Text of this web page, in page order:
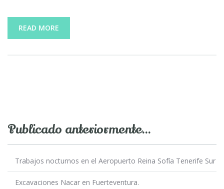
READ MORE
Publicado anteriormente…
Trabajos nocturnos en el Aeropuerto Reina Sofía Tenerife Sur
Excavaciones Nacar en Fuerteventura.